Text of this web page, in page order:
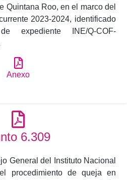
Quintana Roo, en el marco del
2023-2024, identificado
expediente INE/Q-COF-
Anexo
6.309
General del Instituto Nacional
procedimiento de queja en